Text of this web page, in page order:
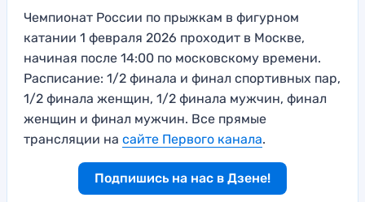
Чемпионат России по прыжкам в фигурном
катании 1 февраля 2026 проходит в Москве,
начиная после 14:00 по московскому времени.
Расписание: 1/2 финала и финал спортивных пар,
1/2 финала женщин, 1/2 финала мужчин, финал
женщин и финал мужчин. Все прямые
трансляции на сайте Первого канала.
Подпишись на нас в Дзене!